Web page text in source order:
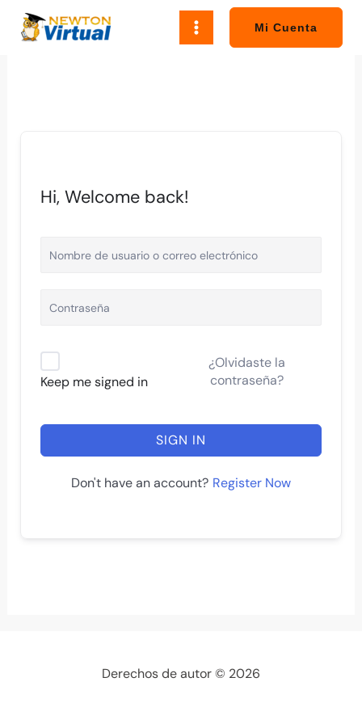
Mi Cuenta
Hi, Welcome back!
Keep me signed in
¿Olvidaste la
contraseña?
SIGN IN
Don't have an account? Register Now
Derechos de autor © 2026